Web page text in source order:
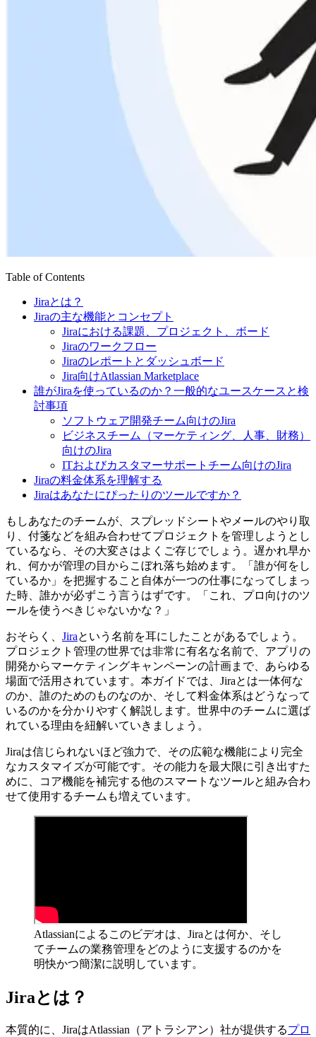
Table of Contents
Jiraとは？
Jiraの主な機能とコンセプト
Jiraにおける課題、プロジェクト、ボード
Jiraのワークフロー
Jiraのレポートとダッシュボード
Jira向けAtlassian Marketplace
誰がJiraを使っているのか？一般的なユースケースと検
討事項
ソフトウェア開発チーム向けのJira
ビジネスチーム（マーケティング、人事、財務）
向けのJira
ITおよびカスタマーサポートチーム向けのJira
Jiraの料金体系を理解する
Jiraはあなたにぴったりのツールですか？
もしあなたのチームが、スプレッドシートやメールのやり取
り、付箋などを組み合わせてプロジェクトを管理しようとし
ているなら、その大変さはよくご存じでしょう。遅かれ早か
れ、何かが管理の目からこぼれ落ち始めます。「誰が何をし
ているか」を把握すること自体が一つの仕事になってしまっ
た時、誰かが必ずこう言うはずです。「これ、プロ向けのツ
ールを使うべきじゃないかな？」
おそらく、 Jiraという名前を耳にしたことがあるでしょう。
プロジェクト管理の世界では非常に有名な名前で、アプリの
開発からマーケティングキャンペーンの計画まで、あらゆる
場面で活用されています。本ガイドでは、Jiraとは一体何な
のか、誰のためのものなのか、そして料金体系はどうなって
いるのかを分かりやすく解説します。世界中のチームに選ば
れている理由を紐解いていきましょう。
Jiraは信じられないほど強力で、その広範な機能により完全
なカスタマイズが可能です。その能力を最大限に引き出すた
めに、コア機能を補完する他のスマートなツールと組み合わ
せて使用するチームも増えています。
Atlassianによるこのビデオは、Jiraとは何か、そし
てチームの業務管理をどのように支援するのかを
明快かつ簡潔に説明しています。
Jiraとは？
本質的に、JiraはAtlassian（アトラシアン）社が提供するプロ